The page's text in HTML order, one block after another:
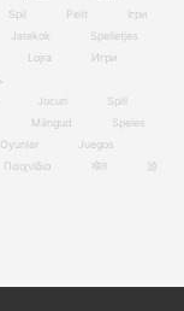
Spil Pelit
Ігри
Jatekok
Spelletjes
Lojra
Игри
Jocuri
Spill
Mängud
Speles
Oyunlar
Juegos
Παιχνίδια खेल
游